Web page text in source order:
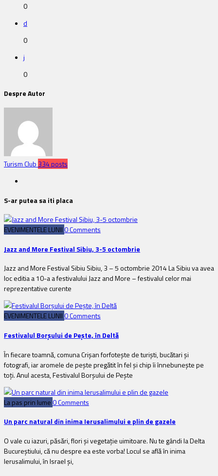
0
d
0
j
0
Despre Autor
Turism Club 334 posts
S-ar putea sa iti placa
EVENIMENTELE LUNII0 Comments
Jazz and More Festival Sibiu, 3-5 octombrie
Jazz and More Festival Sibiu Sibiu, 3 – 5 octombrie 2014 La Sibiu va avea
loc editia a 10-a a festivalului Jazz and More – festivalul celor mai
reprezentative curente
EVENIMENTELE LUNII0 Comments
Festivalul Borșului de Pește, în Deltă
În fiecare toamnă, comuna Crișan forfotește de turiști, bucătari și
fotografi, iar aromele de pește pregătit în fel și chip îi înnebunește pe
toți. Anul acesta, Festivalul Borșului de Pește
La pas prin lume0 Comments
Un parc natural din inima Ierusalimului e plin de gazele
O vale cu iazuri, păsări, flori și vegetație uimitoare. Nu te gândi la Delta
Bucureștiului, că nu despre ea este vorba! Locul se află în inima
Ierusalimului, în Israel și,